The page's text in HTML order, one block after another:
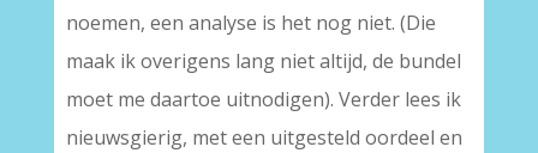
noemen, een analyse is het nog niet. (Die
maak ik overigens lang niet altijd, de bundel
moet me daartoe uitnodigen). Verder lees ik
nieuwsgierig, met een uitgesteld oordeel en